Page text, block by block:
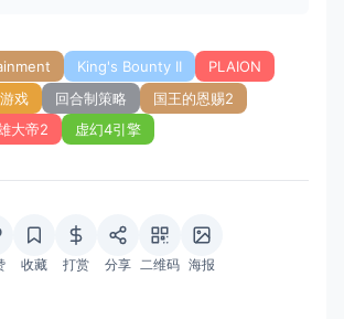
King's Bounty II
PLAION
戏 回合制策略
国王的恩赐2
大帝2 虚幻4引擎
收藏 打赏 分享 二维码 海报